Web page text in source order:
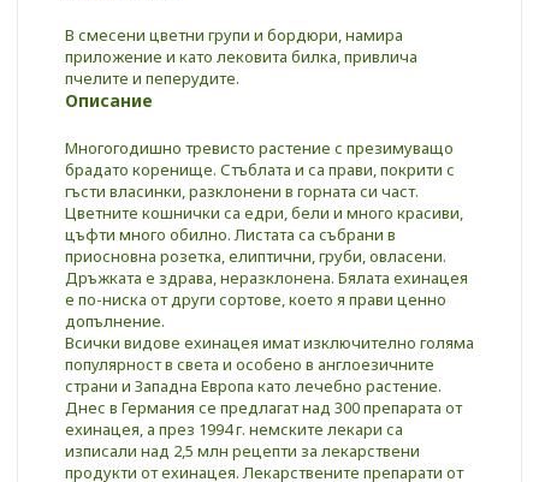
В смесени цветни групи и бордюри, намира
приложение и като лековита билка, привлича
пчелите и пеперудите.
Описание
Многогодишно тревисто растение с презимуващо
брадато коренище. Стъблата и са прави, покрити с
гъсти власинки, разклонени в горната си част.
Цветните кошнички са едри, бели и много красиви,
цъфти много обилно. Листата са събрани в
приосновна розетка, елиптични, груби, овласени.
Дръжката е здрава, неразклонена. Бялата ехинацея
е по-ниска от други сортове, което я прави ценно
допълнение.
Всички видове ехинацея имат изключително голяма
популярност в света и особено в англоезичните
страни и Западна Европа като лечебно растение.
Днес в Германия се предлагат над 300 препарата от
ехинацея, а през 1994 г. немските лекари са
изписали над 2,5 млн рецепти за лекарствени
продукти от ехинацея. Лекарствените препарати от